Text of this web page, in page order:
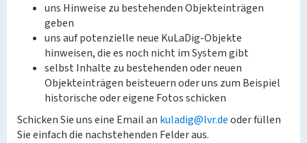
uns Hinweise zu bestehenden Objekteinträgen
geben
uns auf potenzielle neue KuLaDig-Objekte
hinweisen, die es noch nicht im System gibt
selbst Inhalte zu bestehenden oder neuen
Objekteinträgen beisteuern oder uns zum Beispiel
historische oder eigene Fotos schicken
Schicken Sie uns eine Email an kuladig@lvr.deoder füllen
Sie einfach die nachstehenden Felder aus.